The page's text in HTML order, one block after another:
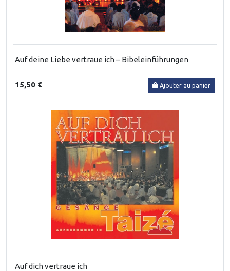
Auf deine Liebe vertraue ich – Bibeleinführungen
15,50 € Ajouter au panier
Auf dich vertraue ich